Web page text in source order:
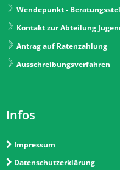
Wendepunkt -
Kontakt zur Abteilung
Antrag auf Ratenzahlung
Ausschreibungsverfahren
Infos
Impressum
Datenschutzerklärung